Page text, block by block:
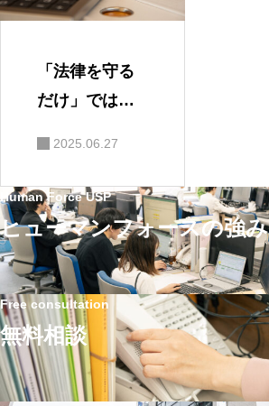
「法律を守る
だけ」では足
語る、企業が
いま見直すべ
き“実務と現
場”の労務管理
2025.06.27
Human Force USP
ヒューマンフォースの強み
Free consultation
無料相談